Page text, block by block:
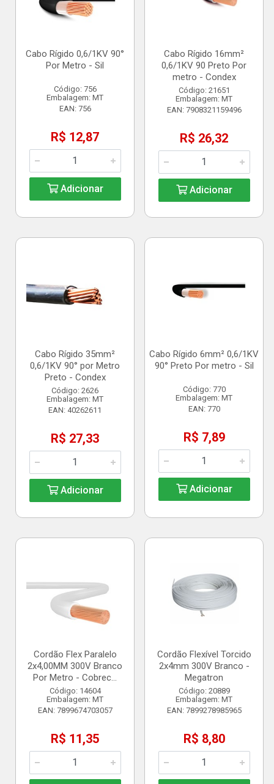
Cabo Rígido 0,6/1KV 90°
Por Metro - Sil
Código: 756
Embalagem: MT
EAN: 756
R$ 12,87
Adicionar
Cabo Rígido 16mm²
0,6/1KV 90 Preto Por
metro - Condex
Código: 21651
Embalagem: MT
EAN: 7908321159496
R$ 26,32
Adicionar
Cabo Rígido 35mm²
0,6/1KV 90° por Metro
Preto - Condex
Código: 2626
Embalagem: MT
EAN: 40262611
R$ 27,33
Adicionar
Cabo Rígido 6mm² 0,6/1KV
90° Preto Por metro - Sil
Código: 770
Embalagem: MT
EAN: 770
R$ 7,89
Adicionar
Cordão Flex Paralelo
2x4,00MM 300V Branco
Por Metro - Cobrec...
Código: 14604
Embalagem: MT
EAN: 7899674703057
R$ 11,35
Cordão Flexível Torcido
2x4mm 300V Branco -
Megatron
Código: 20889
Embalagem: MT
EAN: 7899278985965
R$ 8,80